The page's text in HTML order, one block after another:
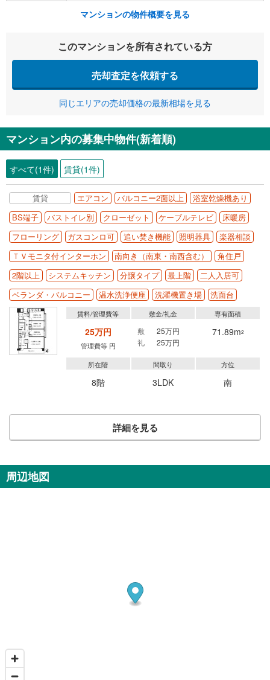
マンションの物件概要を見る
このマンションを所有されている方
売却査定を依頼する
同じエリアの売却価格の最新相場を見る
マンション内の募集中物件(新着順)
すべて(1件) 賃貸(1件)
賃貸 エアコン バルコニー2面以上
浴室乾燥機あり
BS端子
バストイレ別 クローゼット ケーブルテレビ
床暖房
フローリング
ガスコンロ可 追い焚き機能 照明器具
楽器相談
ＴＶモニタ付インターホン
南向き（南東・南西含む）
角住戸
2階以上
システムキッチン 分譲タイプ 最上階
二人入居可
ベランダ・バルコニー
温水洗浄便座 洗濯機置き場 洗面台
賃料/管理費等
25万円
管理費等 円
敷金/礼金
敷
25万円
礼
25万円
専有面積
71.89m2
所在階
8階
間取り
3LDK
方位
南
詳細を見る
周辺地図